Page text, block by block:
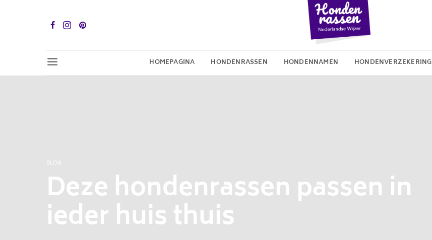
HOMEPAGINA HONDENRASSEN HONDENNAMEN HONDENVERZEKERING
BLOG
Deze hondenrassen passen in
ieder huis thuis